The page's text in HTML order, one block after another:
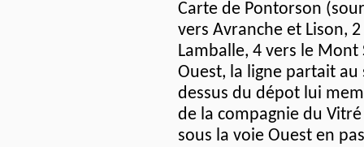
Carte de Pontorson
vers Avranche et Lison,
Lamballe, 4 vers le
Ouest, la ligne partait au
dessus du dépot lui
de la compagnie du
sous la voie Ouest en